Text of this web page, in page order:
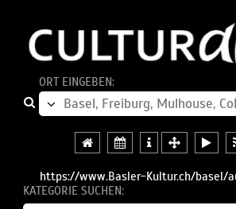
ORT EINGEBEN:
https://www.Basler-Kultur.ch/basel/
KATEGORIE SUCHEN: